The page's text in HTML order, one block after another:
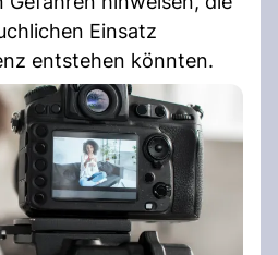
Einsatz
entstehen könnten.